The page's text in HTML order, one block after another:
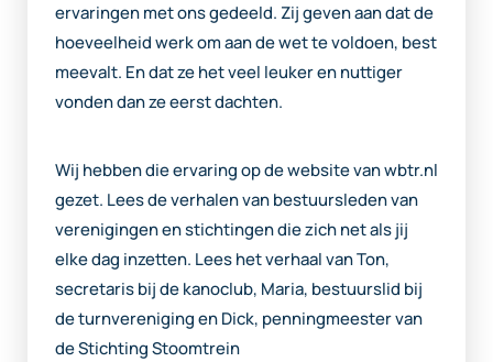
ervaringen met ons gedeeld. Zij geven aan dat de
hoeveelheid werk om aan de wet te voldoen, best
meevalt. En dat ze het veel leuker en nuttiger
vonden dan ze eerst dachten.
Wij hebben die ervaring op de website van wbtr.nl
gezet. Lees de verhalen van bestuursleden van
verenigingen en stichtingen die zich net als jij
elke dag inzetten. Lees het verhaal van Ton,
secretaris bij de kanoclub, Maria, bestuurslid bij
de turnvereniging en Dick, penningmeester van
de Stichting Stoomtrein